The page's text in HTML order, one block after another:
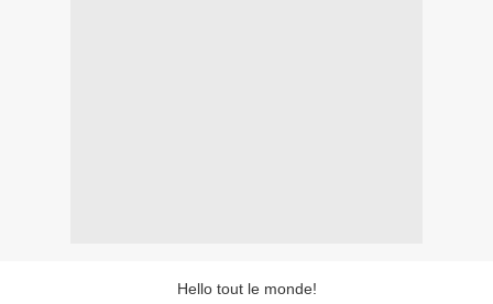
Hello tout le monde!